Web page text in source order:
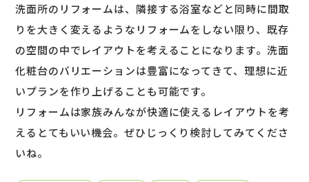
洗面所のリフォームは、隣接する浴室などと同時に間取
りを大きく変えるようなリフォームをしない限り、既存
の空間の中でレイアウトを考えることになります。洗面
化粧台のバリエーションは豊富になってきて、理想に近
いプランを作り上げることも可能です。
リフォームは家族みんなが快適に使えるレイアウトを考
えるとてもいい機会。ぜひじっくり検討してみてくださ
いね。